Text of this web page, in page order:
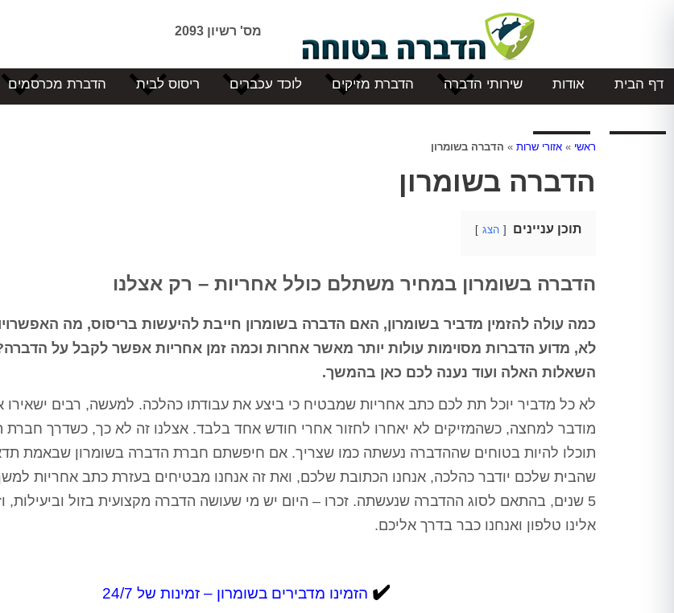
מס' רשיון 2093
דף הבית אודות שירותי הדברה הדברת מזיקים לוכד עכברים ריסוס לבית הדברת מכרסמים
ראשי » אזורי שרות » הדברה בשומרון
הדברה בשומרון
תוכן עניינים הצג
הדברה בשומרון במחיר משתלם כולל אחריות – רק אצלנו
כמה עולה להזמין מדביר בשומרון, האם הדברה בשומרון חייבת להיעשות בריסוס, מה
לא, מדוע הדברות מסוימות עולות יותר מאשר אחרות וכמה זמן אחריות אפשר לקבל על
השאלות האלה ועוד נענה לכם כאן בהמשך.
לא כל מדביר יוכל תת לכם כתב אחריות שמבטיח כי ביצע את עבודתו כהלכה. למעשה, רבים
מודבר למחצה, כשהמזיקים לא יאחרו לחזור אחרי חודש אחד בלבד. אצלנו זה לא כך, כשדרך
תוכלו להיות בטוחים שההדברה נעשתה כמו שצריך. אם חיפשתם חברת הדברה בשומרון שבאמת
שהבית שלכם יודבר כהלכה, אנחנו הכתובת שלכם, ואת זה אנחנו מבטיחים בעזרת כתב אחריות
5 שנים, בהתאם לסוג ההדברה שנעשתה. זכרו – היום יש מי שעושה הדברה מקצועית בזול וביעילות,
אלינו טלפון ואנחנו כבר בדרך אליכם.
✔️ הזמינו מדבירים בשומרון – זמינות של 24/7